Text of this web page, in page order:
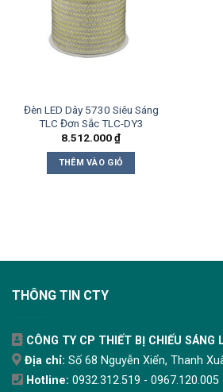
Đèn LED Dây 5730 Siêu Sáng
TLC Đơn Sắc TLC-DY3
8.512.000₫
THÊM VÀO GIỎ
THÔNG TIN CTY
CÔNG TY CP THIẾT BỊ CHIẾU SÁNG
Địa chỉ: Số 68 Nguyễn Xiển, Thanh
Hotline: 0932.312.519 - 0967.120.005